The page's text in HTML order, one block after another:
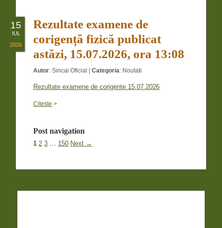
Rezultate examene de
corigență fizică publicat
astăzi, 15.07.2026, ora 13:08
Autor:Sincai Oficial |Categoria: Noutati
Rezultate examene de corigente 15.07.2026
Citeste >
15
IUL
2026
Post navigation
1 2 3 … 150 Next →